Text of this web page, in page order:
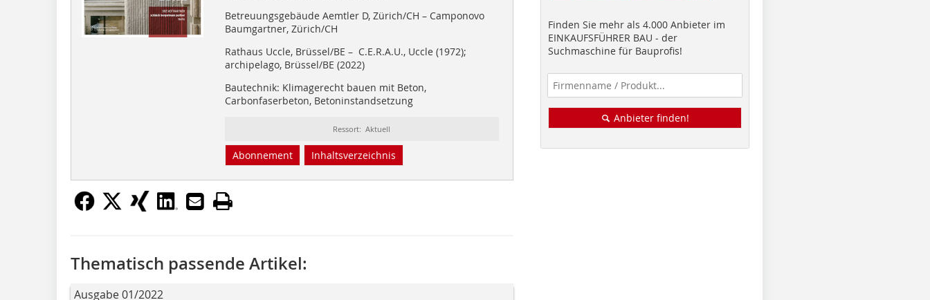
Betreuungsgebäude Aemtler D, Zürich/CH – Camponovo
Baumgartner, Zürich/CH
Rathaus Uccle, Brüssel/BE – C.E.R.A.U., Uccle (1972);
archipelago, Brüssel/BE (2022)
Bautechnik: Klimagerecht bauen mit Beton,
Carbonfaserbeton, Betoninstandsetzung
Ressort: Aktuell
Abonnement Inhaltsverzeichnis
Thematisch passende Artikel:
Ausgabe 01/2022
Finden Sie mehr als 4.000 Anbieter im
EINKAUFSFÜHRER BAU - der
Suchmaschine für Bauprofis!
Anbieter finden!